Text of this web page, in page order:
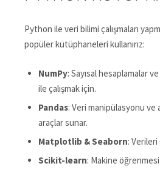
Python ile veri bilimi çalışmaları
popüler kütüphaneleri kullanırız:
NumPy: Sayısal hesaplamalar
ile çalışmak için.
Pandas: Veri manipülasyonu ve
araçlar sunar.
Matplotlib & Seaborn:
Scikit-learn: Makine